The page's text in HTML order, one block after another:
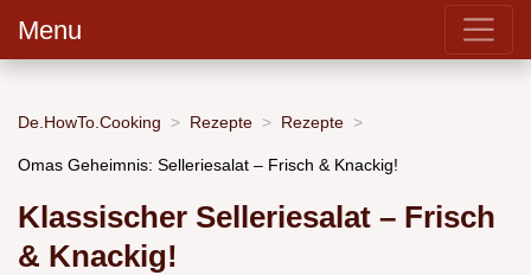
Menu
De.HowTo.Cooking Rezepte Rezepte
Omas Geheimnis: Selleriesalat – Frisch & Knackig!
Klassischer Selleriesalat – Frisch
& Knackig!